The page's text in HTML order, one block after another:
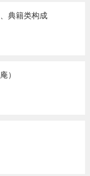
典籍类构成
）